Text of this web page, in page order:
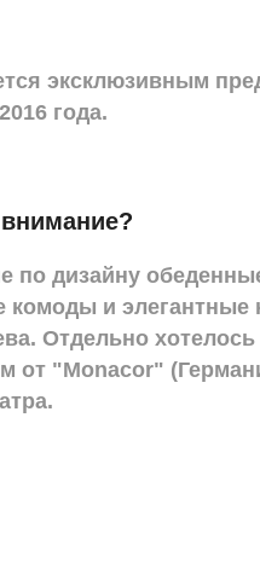
эксклюзивным
года.
по дизайну
комоды и элегантные
Отдельно
от "Monacor"